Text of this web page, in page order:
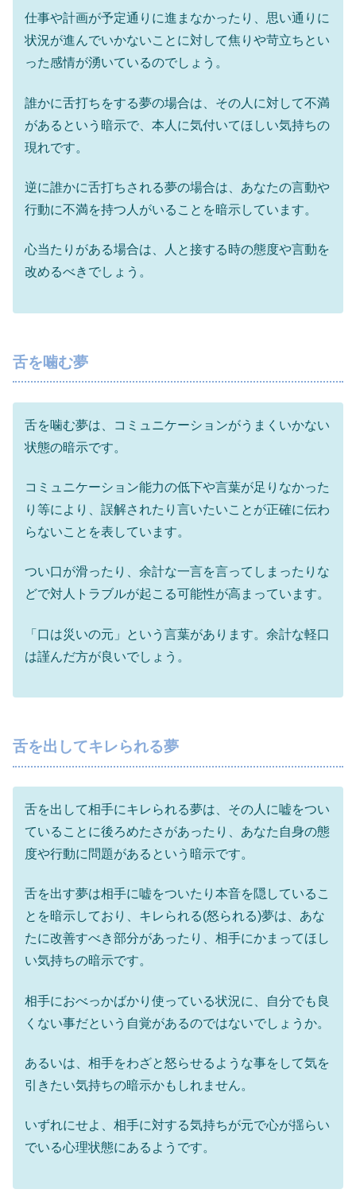
仕事や計画が予定通りに進まなかったり、思い通りに
状況が進んでいかないことに対して焦りや苛立ちとい
った感情が湧いているのでしょう。
誰かに舌打ちをする夢の場合は、その人に対して不満
があるという暗示で、本人に気付いてほしい気持ちの
現れです。
逆に誰かに舌打ちされる夢の場合は、あなたの言動や
行動に不満を持つ人がいることを暗示しています。
心当たりがある場合は、人と接する時の態度や言動を
改めるべきでしょう。
舌を噛む夢
舌を噛む夢は、コミュニケーションがうまくいかない
状態の暗示です。
コミュニケーション能力の低下や言葉が足りなかった
り等により、誤解されたり言いたいことが正確に伝わ
らないことを表しています。
つい口が滑ったり、余計な一言を言ってしまったりな
どで対人トラブルが起こる可能性が高まっています。
「口は災いの元」という言葉があります。余計な軽口
は謹んだ方が良いでしょう。
舌を出してキレられる夢
舌を出して相手にキレられる夢は、その人に嘘をつい
ていることに後ろめたさがあったり、あなた自身の態
度や行動に問題があるという暗示です。
舌を出す夢は相手に嘘をついたり本音を隠しているこ
とを暗示しており、キレられる(怒られる)夢は、あな
たに改善すべき部分があったり、相手にかまってほし
い気持ちの暗示です。
相手におべっかばかり使っている状況に、自分でも良
くない事だという自覚があるのではないでしょうか。
あるいは、相手をわざと怒らせるような事をして気を
引きたい気持ちの暗示かもしれません。
いずれにせよ、相手に対する気持ちが元で心が揺らい
でいる心理状態にあるようです。